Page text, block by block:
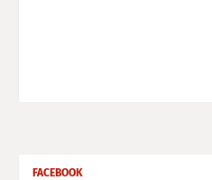
FACEBOOK